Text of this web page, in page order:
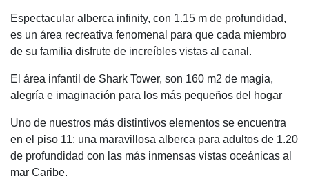
Espectacular alberca infinity, con 1.15 m de profundidad,
es un área recreativa fenomenal para que cada miembro
de su familia disfrute de increíbles vistas al canal.
El área infantil de Shark Tower, son 160 m2 de magia,
alegría e imaginación para los más pequeños del hogar
Uno de nuestros más distintivos elementos se encuentra
en el piso 11: una maravillosa alberca para adultos de 1.20
de profundidad con las más inmensas vistas oceánicas al
mar Caribe.